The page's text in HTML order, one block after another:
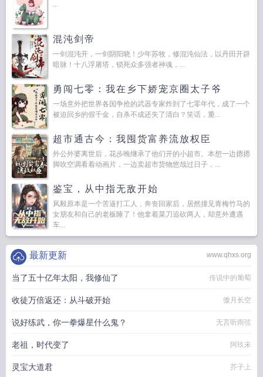
...
混沌剑帝
一剑混沌开，一剑阴阳晓！少年苏牧，修混沌仙法，以丹田开辟
暗脉！十八浮屠塔，锁死众多强者神魂，...
勇闯七零：我在乡下娇宠京圈太子爷
一场意外把世界各国争抢的武器专家炸到了七零年代，成了一个
被迫回乡的假千金，自杀不成还失了清白？笑话，重...
超市通古今：我囤货富养流放权臣
外公外婆离世后，花步晚继承了他们开的小超市。本想一边摁摁
脚吹空调看着动画片，一边卖超市货物悠哉过日子，...
鉴宝，从中指无敌开始
风毅原本是一个苦逼打工人，奔丧回家后，居然撞见青梅竹马的
女朋友和自己的老板睡了！他拿着菜刀追砍两人，却意外遭遇
车...
www.qhxs.org
最新更新
当了五十亿年太阳，我修仙了 传说中的葡萄
收徒万倍返还：从斗破开始 傲月长空
说好练武，你一拳爆星什么鬼？ 无言听雨弦
老祖，时代变了 阿玖未
灵宝大道君 芥子上